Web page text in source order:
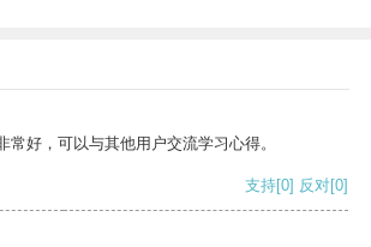
常好，可以与其他用户交流学习心得。
支持[0] 反对[0]